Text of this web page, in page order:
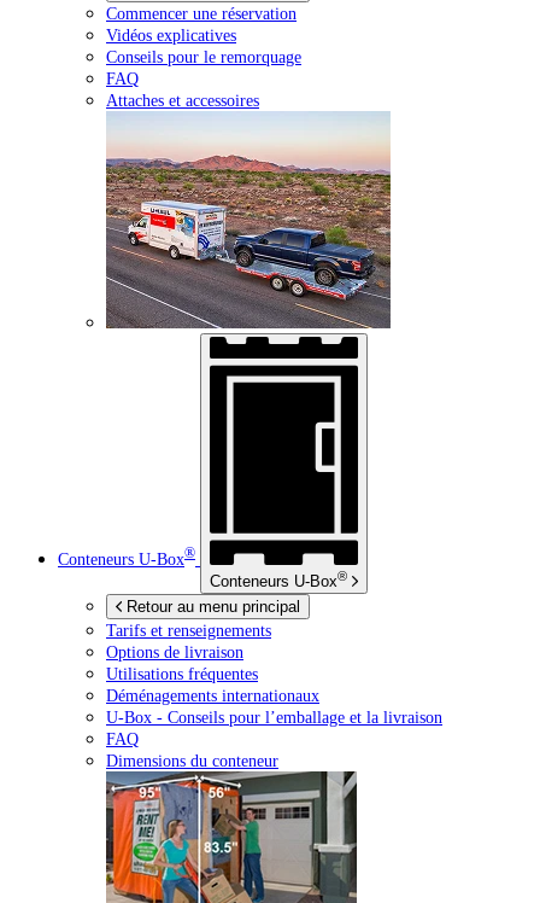
Commencer une réservation
Vidéos explicatives
Conseils pour le remorquage
FAQ
Attaches et accessoires
Conteneurs U-Box®
Conteneurs U-Box®
Retour au menu principal
Tarifs et renseignements
Options de livraison
Utilisations fréquentes
Déménagements internationaux
U-Box - Conseils pour l’emballage et la livraison
FAQ
Dimensions du conteneur